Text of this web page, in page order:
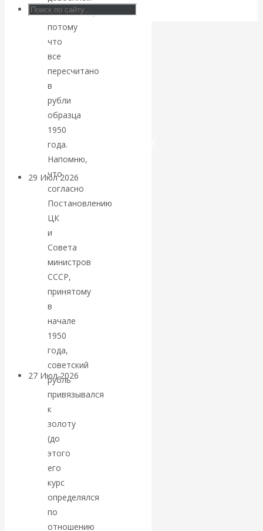
Искусственный
интеллект —
революционный
переход к
посткапитализму
29 Июл 2026
финансовая олигархия
Валентин
Катасонов.
«Мировые
ростовщики»:
вчера и сегодня
27 Июл 2026
валютная система
Валентин
КАтасонов.
«МЕТОД
ОТМЫВАНИЯ
статистики,
потому
что
все
пересчитано
в
рубли
образца
1950
года.
Напомню,
что
согласно
Постановлению
ЦК
и
Совета
министров
СССР,
принятому
в
начале
1950
года,
советский
рубль
привязывался
к
золоту
(до
этого
его
курс
определялся
по
отношению